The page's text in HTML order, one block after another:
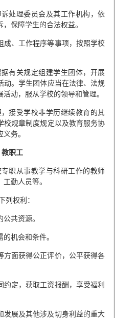
处理委员会及其工作机构，依
保障学生的合法权益。
成、工作程序等事项，按照学校
有关规定组建学生团体，开展
动。学生团体应当在法律、法规
动，服从学校的领导和管理。
接受学校非学历继续教育的其
校规章制度规定以及教育服务协
务。
职工
职从事教学与科研工作的教师
勤人员等。
列权利：
共资源。
的机会和条件。
方面获得公正评价，公平获得各
约定，获取工资报酬，享受福利
发展及其他涉及切身利益的重大